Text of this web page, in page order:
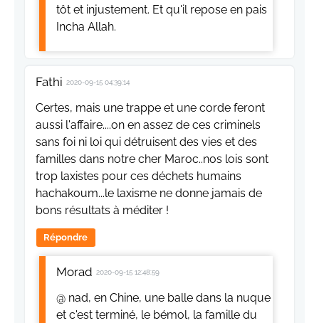
tôt et injustement. Et qu'il repose en pais
Incha Allah.
Fathi 2020-09-15 04:39:14
Certes, mais une trappe et une corde feront
aussi l'affaire....on en assez de ces criminels
sans foi ni loi qui détruisent des vies et des
familles dans notre cher Maroc..nos lois sont
trop laxistes pour ces déchets humains
hachakoum...le laxisme ne donne jamais de
bons résultats à méditer !
Répondre
Morad 2020-09-15 12:48:59
@ nad, en Chine, une balle dans la nuque
et c'est terminé, le bémol, la famille du